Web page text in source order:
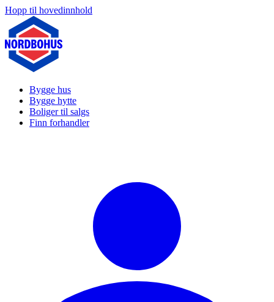
Hopp til hovedinnhold
Bygge hus
Bygge hytte
Boliger til salgs
Finn forhandler